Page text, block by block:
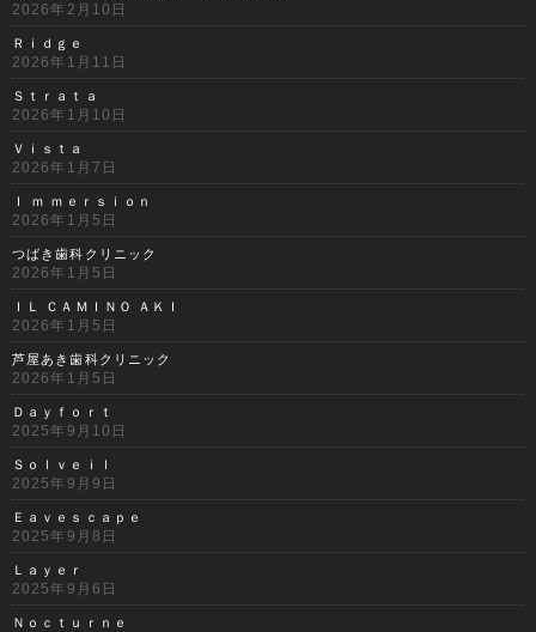
2026年2月10日
Ｒｉｄｇｅ
2026年1月11日
Ｓｔｒａｔａ
2026年1月10日
Ｖｉｓｔａ
2026年1月7日
Ｉ ｍ ｍｅｒｓｉｏｎ
2026年1月5日
つばき歯科クリニック
2026年1月5日
ＩＬ ＣＡＭＩＮＯ ＡＫＩ
2026年1月5日
芦屋あき歯科クリニック
2026年1月5日
Ｄａｙｆｏｒｔ
2025年9月10日
Ｓｏｌｖｅｉｌ
2025年9月9日
Ｅａｖｅｓｃａｐｅ
2025年9月8日
Ｌａｙｅｒ
2025年9月6日
Ｎｏｃｔｕｒｎｅ